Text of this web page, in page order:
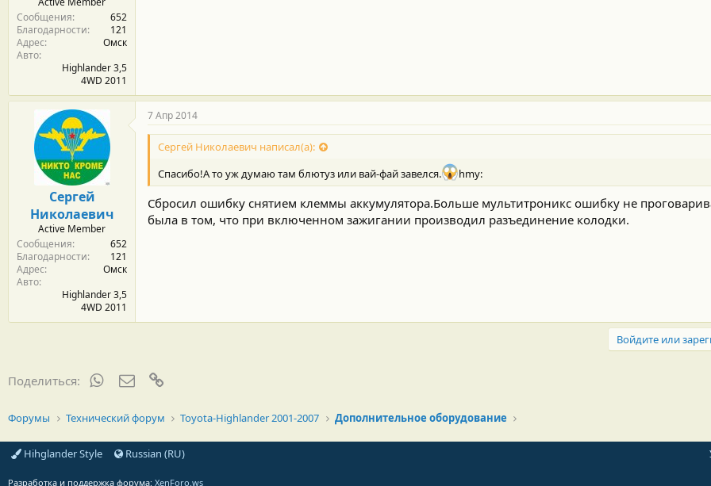
Сообщения
652
Благодарности
121
Адрес
Омск
Авто
Highlander 3,5
4WD 2011
Сергей
Николаевич
Active Member
Сообщения
652
Благодарности
121
Адрес
Омск
Авто
Highlander 3,5
4WD 2011
7 Апр 2014
Сергей Николаевич написал(а):
Спасибо!А то уж думаю там блютуз или вай-фай завелся.
hmy:
Сбросил ошибку снятием клеммы аккумулятора.Больше мультитроникс ошибку не
была в том, что при включенном зажигании производил разъединение колодки.
Войдите или
Поделиться: WhatsAppЭлектронная почта
Форумы Технический форум Toyota-Highlander 2001-2007 Дополнительное оборудование
Hihglander Style Russian (RU)
Разработка и поддержка форума: XenForo.ws